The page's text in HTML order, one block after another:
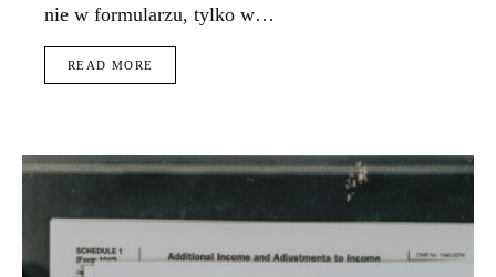
nie w formularzu, tylko w…
READ MORE